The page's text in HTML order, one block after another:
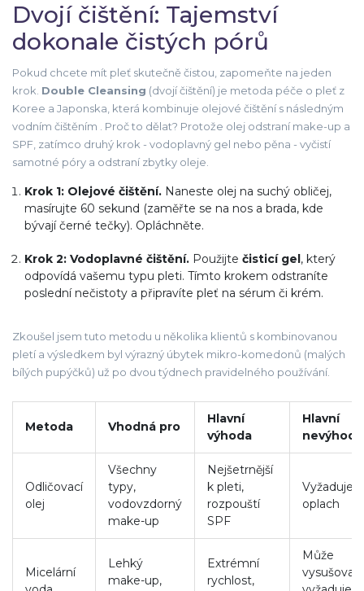
Dvojí čištění: Tajemství
dokonale čistých pórů
Pokud chcete mít pleť skutečně čistou, zapomeňte na jeden
krok. Double Cleansing (dvojí čištění) je metoda péče o pleť z
Koree a Japonska, která kombinuje olejové čištění s následným
vodním čištěním . Proč to dělat? Protože olej odstraní make-up a
SPF, zatímco druhý krok - vodoplavný gel nebo pěna - vyčistí
samotné póry a odstraní zbytky oleje.
Krok 1: Olejové čištění. Naneste olej na suchý obličej,
masírujte 60 sekund (zaměřte se na nos a brada, kde
bývají černé tečky). Opláchněte.
Krok 2: Vodoplavné čištění. Použijte čisticí gel, který
odpovídá vašemu typu pleti. Tímto krokem odstraníte
poslední nečistoty a připravíte pleť na sérum či krém.
Zkoušel jsem tuto metodu u několika klientů s kombinovanou
pletí a výsledkem byl výrazný úbytek mikro-komedonů (malých
bílých pupýčků) už po dvou týdnech pravidelného používání.
Metoda Vhodná pro
Hlavní
výhoda
Hlavní
nevýhoda
Odličovací
olej
Všechny
typy,
vodovzdorný
make-up
Nejšetrnější
k pleti,
rozpouští
SPF
Vyžaduje
oplach
Micelární
Lehký
make-up,
Extrémní
rychlost,
Může
vysušovat,